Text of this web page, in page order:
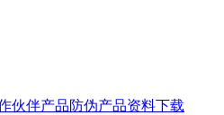
伙伴产品防伪产品资料下载